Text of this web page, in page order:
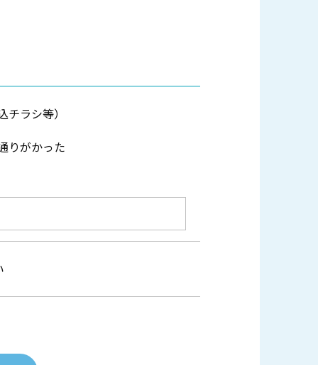
チラシ等）
りがかった